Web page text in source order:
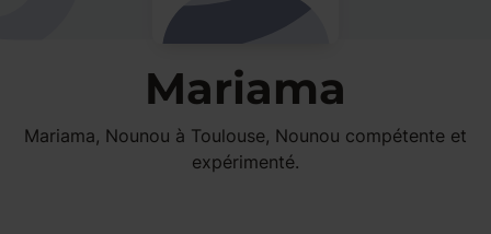
Mariama
Mariama, Nounou à Toulouse, Nounou compétente et
expérimenté.